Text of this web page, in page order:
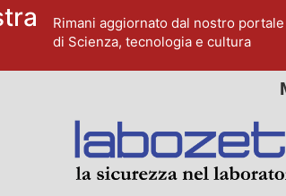
Rimani aggiornato dal nostro portale
di Scienza, tecnologia e cultura